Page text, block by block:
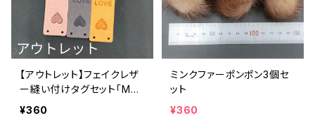
【アウトレット】フェイクレザ
ー縫い付けタグセット「Mad
e with LOVE」＆ハート毛糸
¥360
ミンクファーポンポン3個セ
ット
¥360